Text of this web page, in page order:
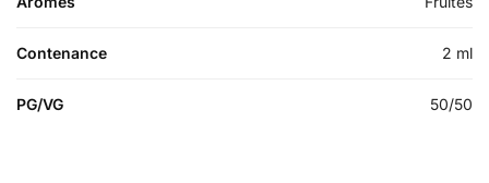
Contenance 2 ml
PG/VG 50/50